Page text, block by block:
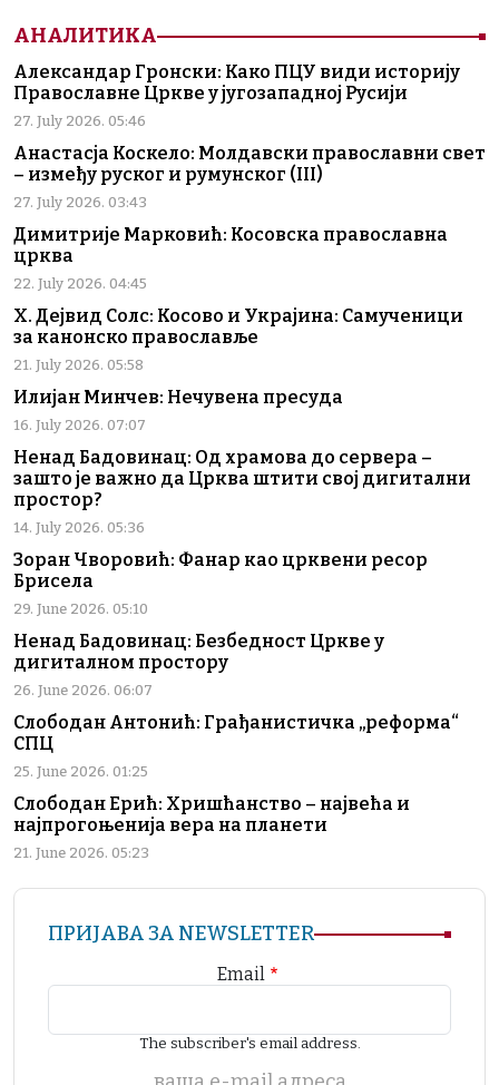
АНАЛИТИКА
Александар Гронски: Како ПЦУ види историју
Православне Цркве у југозападној Русији
27. July 2026. 05:46
Анастасја Коскело: Молдавски православни свет
– између руског и румунског (III)
27. July 2026. 03:43
Димитрије Марковић: Косовска православна
црква
22. July 2026. 04:45
Х. Дејвид Солс: Косово и Украјина: Самученици
за канонско православље
21. July 2026. 05:58
Илијан Минчев: Нечувена пресуда
16. July 2026. 07:07
Ненад Бадовинац: Од храмова до сервера –
зашто је важно да Црква штити свој дигитални
простор?
14. July 2026. 05:36
Зоран Чворовић: Фанар као црквени ресор
Брисела
29. June 2026. 05:10
Ненад Бадовинац: Безбедност Цркве у
дигиталном простору
26. June 2026. 06:07
Слободан Антонић: Грађанистичка „реформа“
СПЦ
25. June 2026. 01:25
Слободан Ерић: Хришћанство – највећа и
најпрогоњенија вера на планети
21. June 2026. 05:23
ПРИЈАВА ЗА NEWSLETTER
Email
The subscriber's email address.